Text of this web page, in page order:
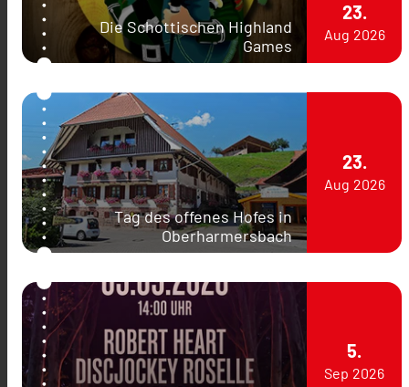
Die Schottischen Highland
Games
23.
Aug 2026
Tag des offenes Hofes in
Oberharmersbach
23.
Aug 2026
5.
Sep 2026